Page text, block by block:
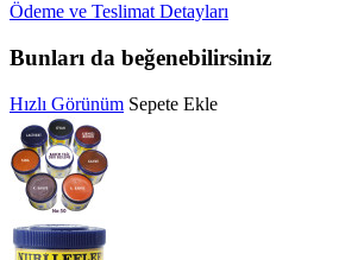
Ödeme ve Teslimat Detayları
Bunları da beğenebilirsiniz
Hızlı Görünüm Sepete Ekle